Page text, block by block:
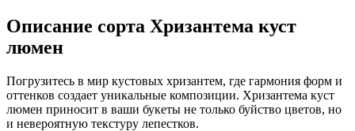
Описание сорта Хризантема куст
люмен
Погрузитесь в мир кустовых хризантем, где гармония форм и
оттенков создает уникальные композиции. Хризантема куст
люмен приносит в ваши букеты не только буйство цветов, но
и невероятную текстуру лепестков.